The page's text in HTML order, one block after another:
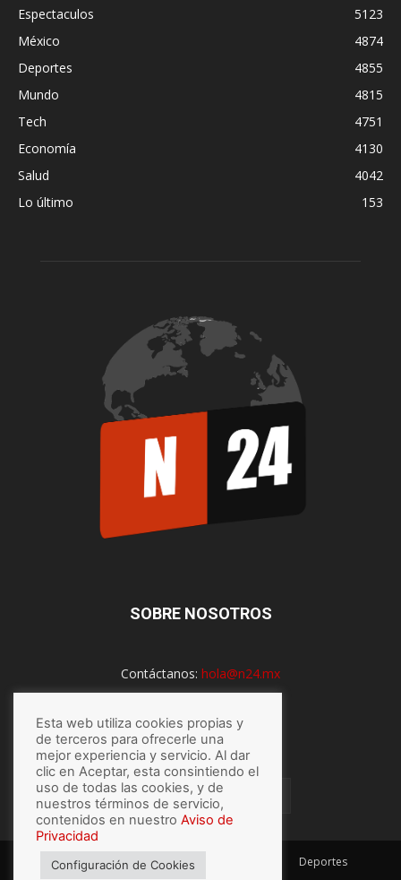
Espectaculos
5123
México
4874
Deportes
4855
Mundo
4815
Tech
4751
Economía
4130
Salud
4042
Lo último
153
SOBRE NOSOTROS
Contáctanos: hola@n24.mx
SÍGUENOS
México Mundo Economía
Deportes
Esta web utiliza cookies propias y
de terceros para ofrecerle una
mejor experiencia y servicio. Al dar
clic en Aceptar, esta consintiendo el
uso de todas las cookies, y de
nuestros términos de servicio,
contenidos en nuestro Aviso de
Privacidad
Configuración de Cookies